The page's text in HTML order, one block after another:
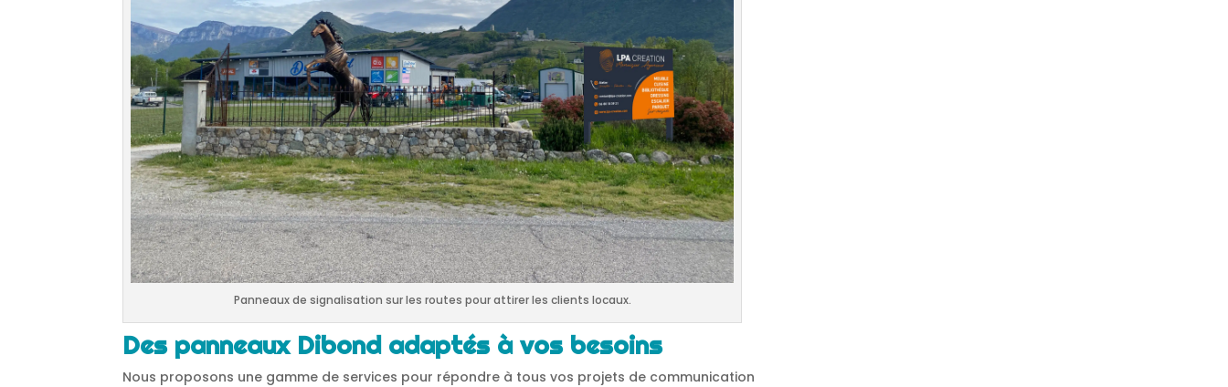
Panneaux de signalisation sur les routes pour attirer les clients locaux.
Des panneaux Dibond adaptés à vos besoins
Nous proposons une gamme de services pour répondre à tous vos projets de communication